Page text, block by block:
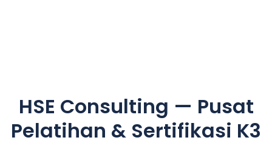
HSE Consulting — Pusat
Pelatihan & Sertifikasi K3